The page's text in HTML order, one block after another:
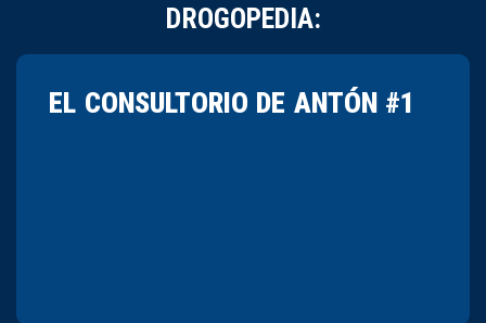
DROGOPEDIA:
EL CONSULTORIO DE ANTÓN #1